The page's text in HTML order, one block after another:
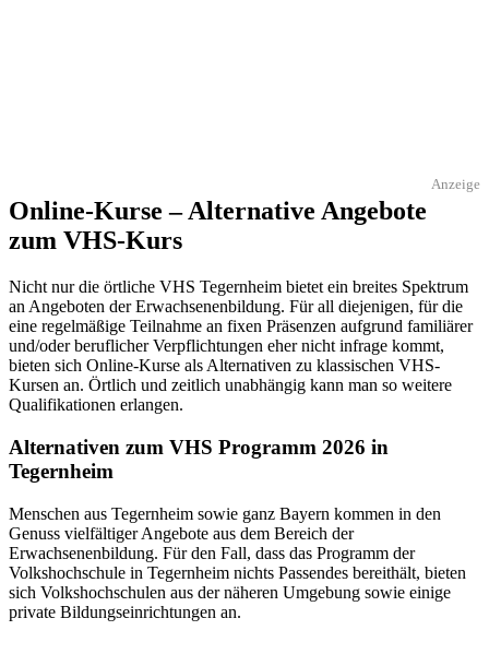
Anzeige
Online-Kurse – Alternative Angebote
zum VHS-Kurs
Nicht nur die örtliche VHS Tegernheim bietet ein breites Spektrum
an Angeboten der Erwachsenenbildung. Für all diejenigen, für die
eine regelmäßige Teilnahme an fixen Präsenzen aufgrund familiärer
und/oder beruflicher Verpflichtungen eher nicht infrage kommt,
bieten sich Online-Kurse als Alternativen zu klassischen VHS-
Kursen an. Örtlich und zeitlich unabhängig kann man so weitere
Qualifikationen erlangen.
Alternativen zum VHS Programm 2026 in
Tegernheim
Menschen aus Tegernheim sowie ganz Bayern kommen in den
Genuss vielfältiger Angebote aus dem Bereich der
Erwachsenenbildung. Für den Fall, dass das Programm der
Volkshochschule in Tegernheim nichts Passendes bereithält, bieten
sich Volkshochschulen aus der näheren Umgebung sowie einige
private Bildungseinrichtungen an.